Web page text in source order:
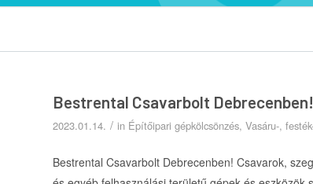
Bestrental Csavarbolt
2023.01.14. / in Építőipari gépkölcsönzés, Vasáru-,
Bestrental Csavarbolt Debrecenben! Csavarok,